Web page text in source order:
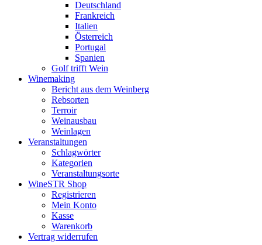
Deutschland
Frankreich
Italien
Österreich
Portugal
Spanien
Golf trifft Wein
Winemaking
Bericht aus dem Weinberg
Rebsorten
Terroir
Weinausbau
Weinlagen
Veranstaltungen
Schlagwörter
Kategorien
Veranstaltungsorte
WineSTR Shop
Registrieren
Mein Konto
Kasse
Warenkorb
Vertrag widerrufen